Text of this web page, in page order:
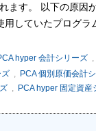
ます。 以下の原因
していたプログラ
hyper 会計シリーズ,
, PCA 個別原価会計
, PCA hyper 固定資産